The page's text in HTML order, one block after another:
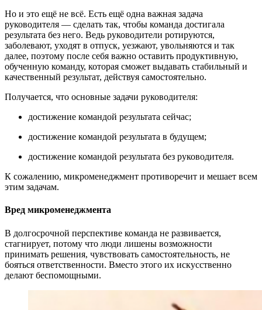
Но и это ещё не всё. Есть ещё одна важная задача
руководителя — сделать так, чтобы команда достигала
результата без него. Ведь руководители ротируются,
заболевают, уходят в отпуск, уезжают, увольняются и так
далее, поэтому после себя важно оставить продуктивную,
обученную команду, которая сможет выдавать стабильный и
качественный результат, действуя самостоятельно.
Получается, что основные задачи руководителя:
достижение командой результата сейчас;
достижение командой результата в будущем;
достижение командой результата без руководителя.
К сожалению, микроменеджмент противоречит и мешает всем
этим задачам.
Вред микроменеджмента
В долгосрочной перспективе команда не развивается,
стагнирует, потому что люди лишены возможности
принимать решения, чувствовать самостоятельность, не
бояться ответственности. Вместо этого их искусственно
делают беспомощными.